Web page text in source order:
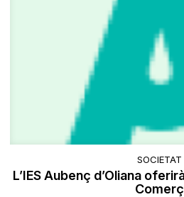
SOCIETAT
L’IES Aubenç d’Oliana
Comerç